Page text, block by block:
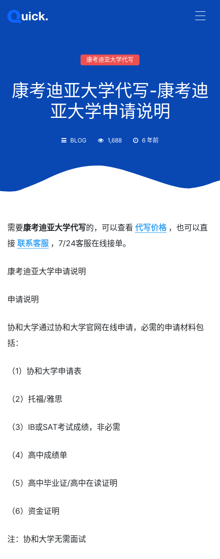
康考迪亚大学代写
康考迪亚大学代写-康考迪
亚大学申请说明
BLOG 1,688 6 年前
需要康考迪亚大学代写的，可以查看 代写价格 ，也可以直
接 联系客服 ，7/24客服在线接单。
康考迪亚大学申请说明
申请说明
协和大学通过协和大学官网在线申请，必需的申请材料包
括：
（1）协和大学申请表
（2）托福/雅思
（3）IB或SAT考试成绩，非必需
（4）高中成绩单
（5）高中毕业证/高中在读证明
（6）资金证明
注：协和大学无需面试